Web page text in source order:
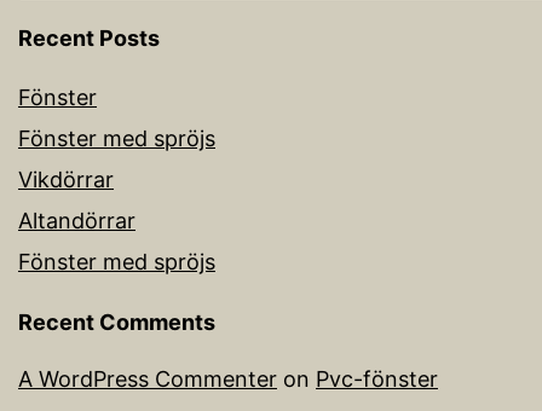
Recent Posts
Fönster
Fönster med spröjs
Vikdörrar
Altandörrar
Fönster med spröjs
Recent Comments
A WordPress Commenter on Pvc-fönster